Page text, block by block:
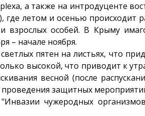
а также на интродуценте
где летом и осенью
взрослых особей. В Крыму
– начале ноября.
пятен на листьях, что
высокой, что приводит к
весной (после
защитных
чужеродных